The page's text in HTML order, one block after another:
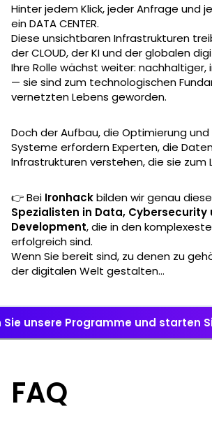
Hinter jedem Klick, jeder Anfrage und
ein DATA CENTER.
Diese unsichtbaren Infrastrukturen
der CLOUD, der KI und der globalen
Ihre Rolle wächst weiter:
— sie sind zum technologischen
vernetzten Lebens geworden.
Doch der Aufbau, die Optimierung
Systeme erfordern Experten, die
Infrastrukturen verstehen, die sie zum
👉 Bei Ironhackbilden wir genau
Spezialisten in Data, Cybersecurity
Development, die in den
erfolgreich sind.
Wenn Sie bereit sind, zu denen zu
der digitalen Welt gestalten…
Sie unsere Programme und starten
FAQ